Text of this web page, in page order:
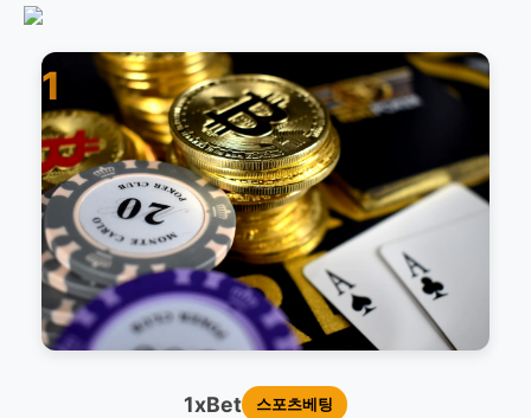
1
1xBet 스포츠베팅